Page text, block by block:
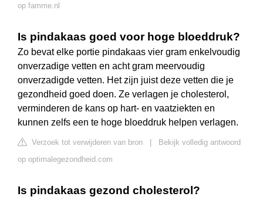
op famme.nl
Is pindakaas goed voor hoge bloeddruk?
Zo bevat elke portie pindakaas vier gram enkelvoudig
onverzadige vetten en acht gram meervoudig
onverzadigde vetten. Het zijn juist deze vetten die je
gezondheid goed doen. Ze verlagen je cholesterol,
verminderen de kans op hart- en vaatziekten en
kunnen zelfs een te hoge bloeddruk helpen verlagen.
Verzoek tot verwijderen van bron
Bekijk volledig antwoord
op optimalegezondheid.com
Is pindakaas gezond cholesterol?